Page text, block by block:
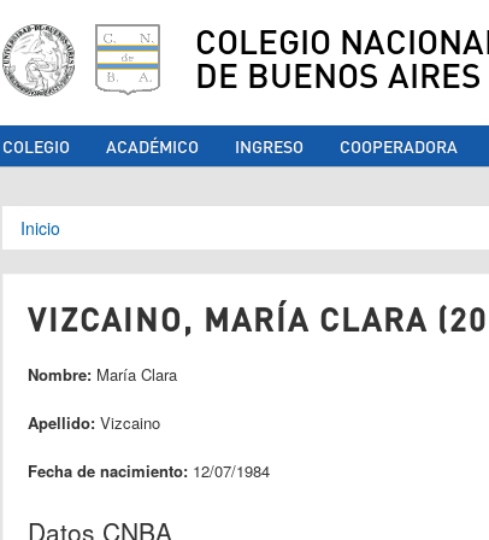
COLEGIO
DE BUENOS AIRES
COLEGIO ACADÉMICO INGRESO COOPERADORA
Se encuentra usted aquí
Inicio
VIZCAINO, MARÍA CLARA
Nombre: María Clara
Apellido: Vizcaino
Fecha de nacimiento: 12/07/1984
Datos CNBA